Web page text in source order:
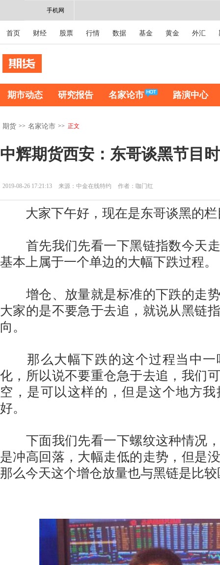
手机网
首页 财经 股票 行情 数据 基金 黄金 外汇
期市动态 研究报告 名家论市 路演中心
期货 >> 名家论市 >> 正文
中辉期货西安：东哥谈黑节目
2019-08-26 17:21:13 来源：中金在线特约 作者：咖门红
大家下午好，现在是东哥谈黑的栏
首先我们先看一下黑链指数今天走
基本上属于一个单边的大幅下跌过程。
增仓、放量就是标准的下跌的走势
大家的是不要急于去追，就说从黑链
向。
那么大幅下跌的这个过程当中一
化，所以说不要重仓急于去追，我们
空，是可以这样的，但是这个地方
好。
下面我们先看一下螺纹这种情况，
是冲高回落，大幅走低的走势，但是
那么今天这个增仓放量也与黑链是比